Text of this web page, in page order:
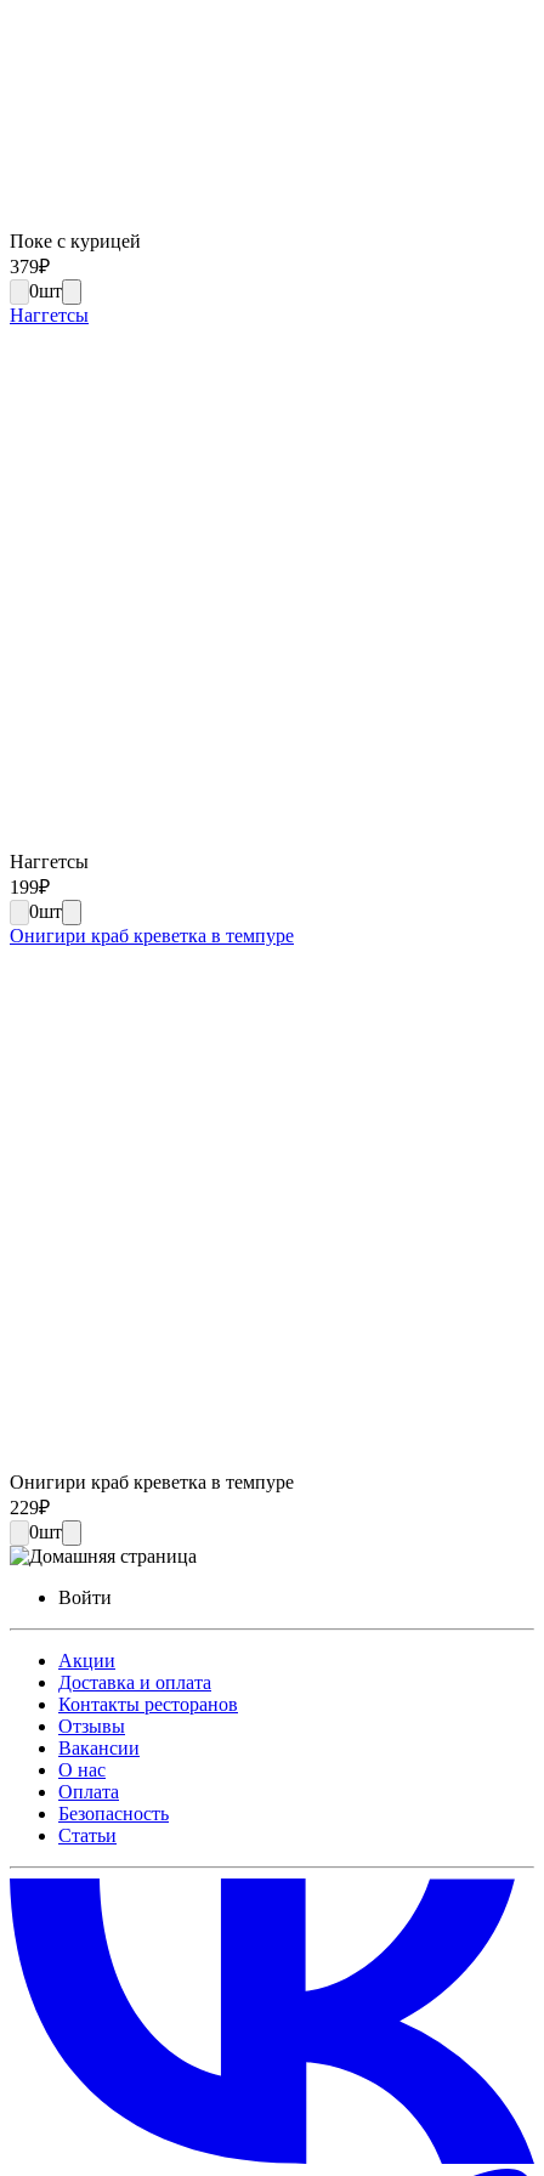
Поке с курицей
379₽
0шт
Наггетсы
Наггетсы
199₽
0шт
Онигири краб креветка в темпуре
Онигири краб креветка в темпуре
229₽
0шт
Войти
Акции
Доставка и оплата
Контакты ресторанов
Отзывы
Вакансии
О нас
Оплата
Безопасность
Статьи